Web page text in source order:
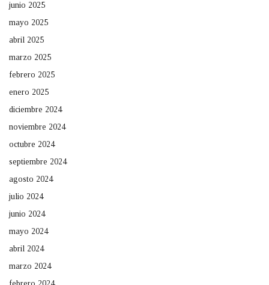
junio 2025
mayo 2025
abril 2025
marzo 2025
febrero 2025
enero 2025
diciembre 2024
noviembre 2024
octubre 2024
septiembre 2024
agosto 2024
julio 2024
junio 2024
mayo 2024
abril 2024
marzo 2024